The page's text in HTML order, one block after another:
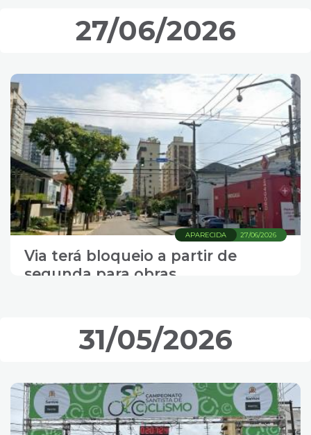
27/06/2026
27/06/2026
APARECIDA
Via terá bloqueio a partir de
segunda para obras
31/05/2026